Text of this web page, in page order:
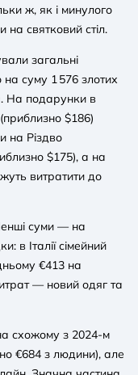
ж, як і минулого
святковий стіл.
загальні
на суму 1 576 злотих
На подарунки в
$186)
на Різдво
$175), а на
витратити до
суми — на
в Італії сімейний
€413 на
— новий одяг та
схожому з 2024-м
€684 з людини), але